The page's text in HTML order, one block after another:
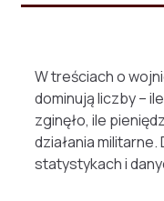
W treściach o
dominują liczby –
zginęło, ile
działania
statystykach i